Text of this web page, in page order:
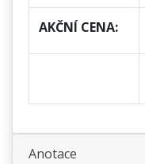
AKČNÍ CENA:
Anotace